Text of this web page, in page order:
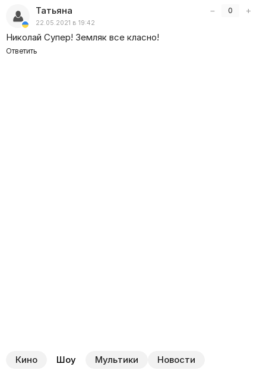
− 0 +
Татьяна
22.05.2021 в 19:42
Николай Супер! Земляк все класно!
Ответить
Кино Шоу Мультики Новости